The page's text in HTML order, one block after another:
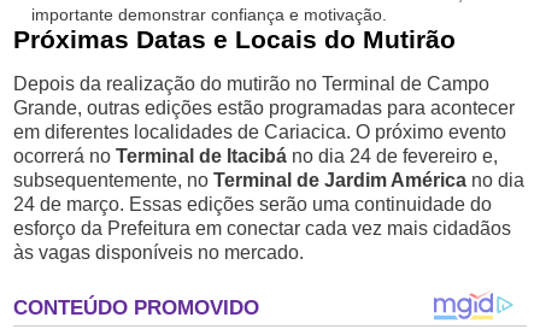
importante demonstrar confiança e motivação.
Próximas Datas e Locais do Mutirão
Depois da realização do mutirão no Terminal de Campo
Grande, outras edições estão programadas para acontecer
em diferentes localidades de Cariacica. O próximo evento
ocorrerá noTerminal de Itacibá no dia 24 de fevereiro e,
subsequentemente, noTerminal de Jardim América no dia
24 de março. Essas edições serão uma continuidade do
esforço da Prefeitura em conectar cada vez mais cidadãos
às vagas disponíveis no mercado.